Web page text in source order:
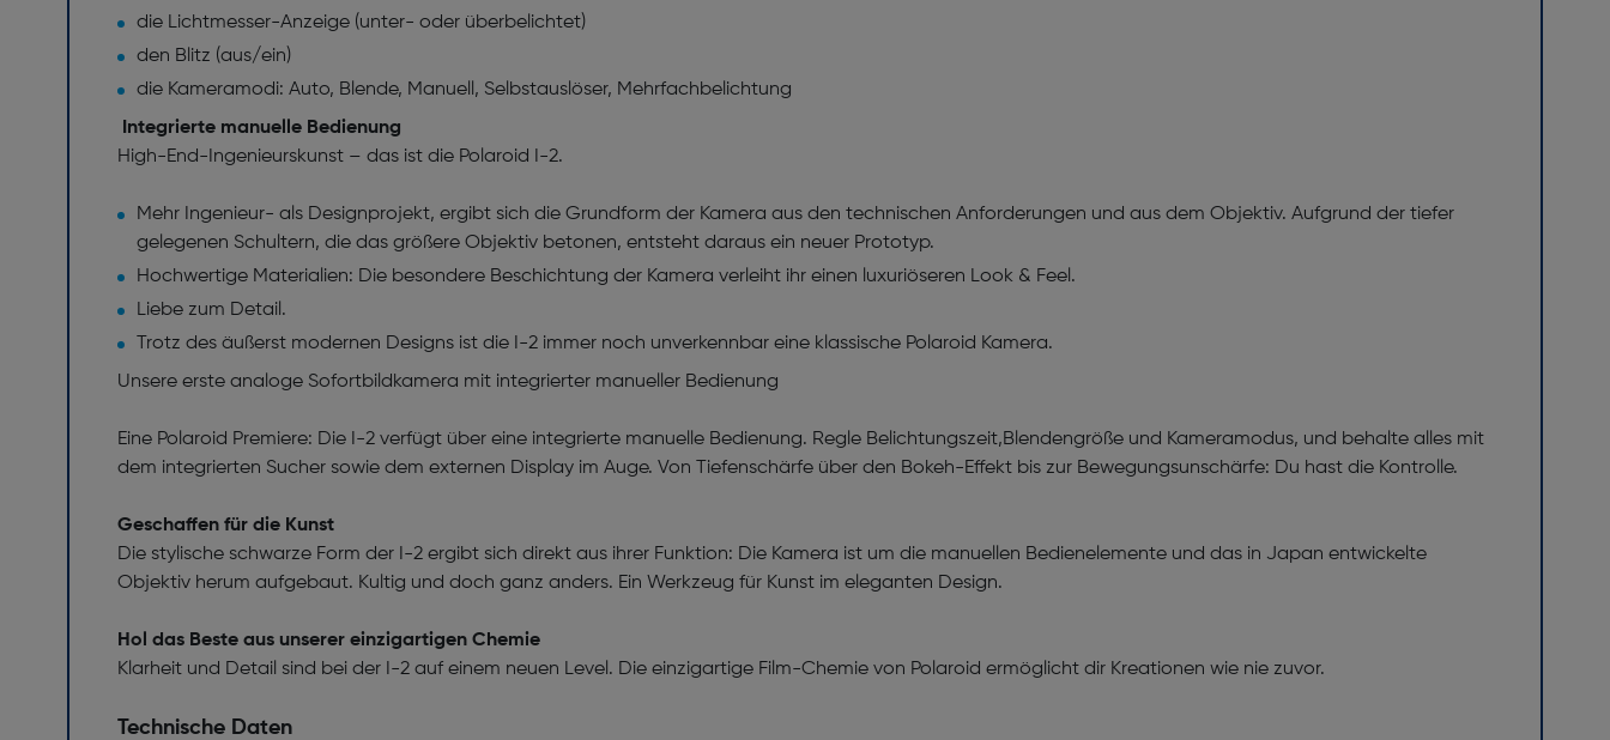
die Lichtmesser-Anzeige (unter- oder überbelichtet)
den Blitz (aus/ein)
die Kameramodi: Auto, Blende, Manuell, Selbstauslöser, Mehrfachbelichtung
Integrierte manuelle Bedienung
High-End-Ingenieurskunst – das ist die Polaroid I-2.
Mehr Ingenieur- als Designprojekt, ergibt sich die Grundform der Kamera aus den technischen Anforderungen und aus dem Objektiv. Aufgrund der tiefer
gelegenen Schultern, die das größere Objektiv betonen, entsteht daraus ein neuer Prototyp.
Hochwertige Materialien: Die besondere Beschichtung der Kamera verleiht ihr einen luxuriöseren Look & Feel.
Liebe zum Detail.
Trotz des äußerst modernen Designs ist die I-2 immer noch unverkennbar eine klassische Polaroid Kamera.
Unsere erste analoge Sofortbildkamera mit integrierter manueller Bedienung
Eine Polaroid Premiere: Die I-2 verfügt über eine integrierte manuelle Bedienung. Regle Belichtungszeit,Blendengröße und Kameramodus, und behalte alles mit
dem integrierten Sucher sowie dem externen Display im Auge. Von Tiefenschärfe über den Bokeh-Effekt bis zur Bewegungsunschärfe: Du hast die Kontrolle.
Geschaffen für die Kunst
Die stylische schwarze Form der I-2 ergibt sich direkt aus ihrer Funktion: Die Kamera ist um die manuellen Bedienelemente und das in Japan entwickelte
Objektiv herum aufgebaut. Kultig und doch ganz anders. Ein Werkzeug für Kunst im eleganten Design.
Hol das Beste aus unserer einzigartigen Chemie
Klarheit und Detail sind bei der I-2 auf einem neuen Level. Die einzigartige Film-Chemie von Polaroid ermöglicht dir Kreationen wie nie zuvor.
Technische Daten